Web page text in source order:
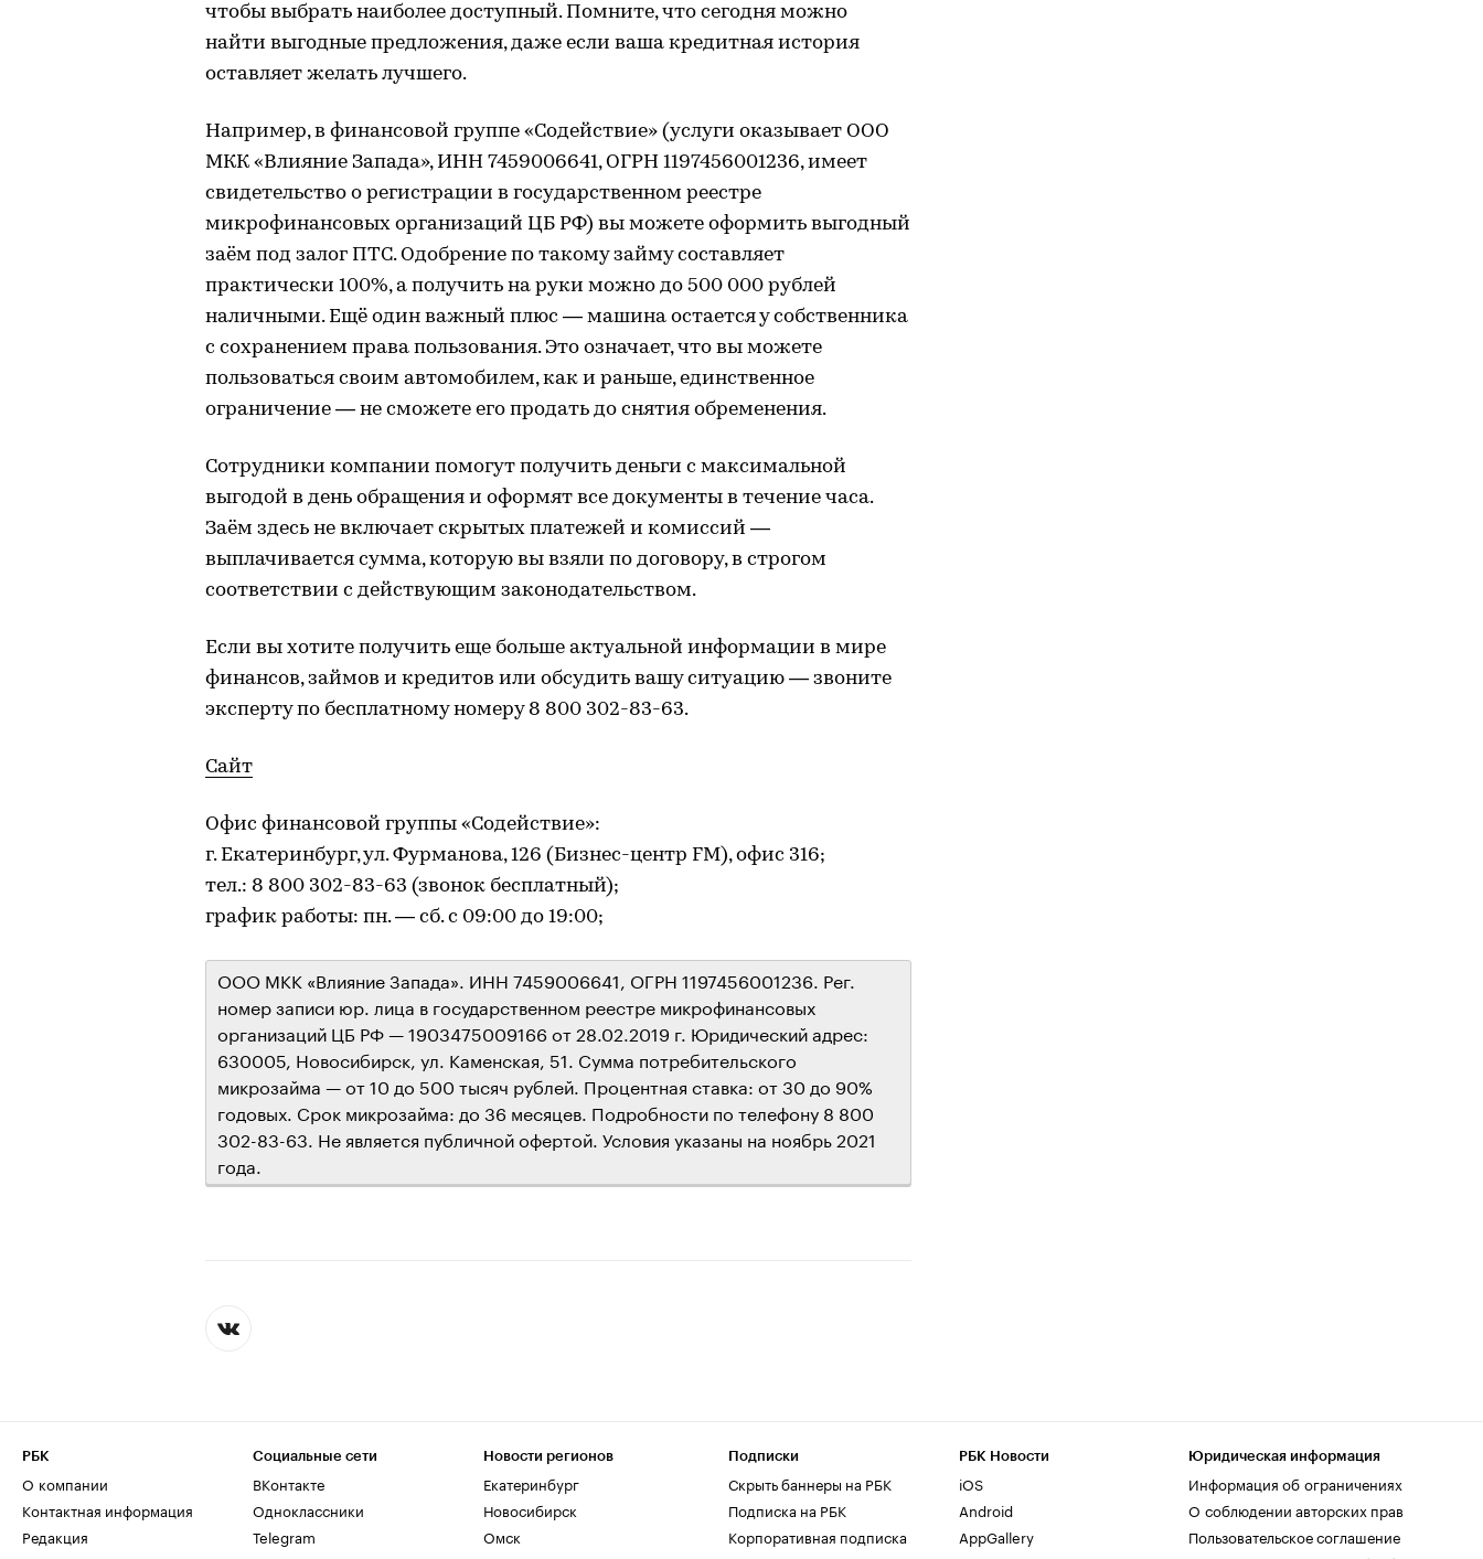
чтобы выбрать наиболее доступный. Помните, что сегодня можно
найти выгодные предложения, даже если ваша кредитная история
оставляет желать лучшего.
Например, в финансовой группе «Содействие» (услуги оказывает ООО
МКК «Влияние Запада», ИНН 7459006641, ОГРН 1197456001236, имеет
свидетельство о регистрации в государственном реестре
микрофинансовых организаций ЦБ РФ) вы можете оформить выгодный
заём под залог ПТС. Одобрение по такому займу составляет
практически 100%, а получить на руки можно до 500 000 рублей
наличными. Ещё один важный плюс — машина остается у собственника
с сохранением права пользования. Это означает, что вы можете
пользоваться своим автомобилем, как и раньше, единственное
ограничение — не сможете его продать до снятия обременения.
Сотрудники компании помогут получить деньги с максимальной
выгодой в день обращения и оформят все документы в течение часа.
Заём здесь не включает скрытых платежей и комиссий —
выплачивается сумма, которую вы взяли по договору, в строгом
соответствии с действующим законодательством.
Если вы хотите получить еще больше актуальной информации в мире
финансов, займов и кредитов или обсудить вашу ситуацию — звоните
эксперту по бесплатному номеру 8 800 302-83-63.
Сайт
Офис финансовой группы «Содействие»:
г. Екатеринбург, ул. Фурманова, 126 (Бизнес-центр FM), офис 316;
тел.: 8 800 302-83-63 (звонок бесплатный);
график работы: пн. — cб. с 09:00 до 19:00;
ООО МКК «Влияние Запада». ИНН 7459006641, ОГРН 1197456001236. Рег.
номер записи юр. лица в государственном реестре микрофинансовых
организаций ЦБ РФ — 1903475009166 от 28.02.2019 г. Юридический адрес:
630005, Новосибирск, ул. Каменская, 51. Сумма потребительского
микрозайма — от 10 до 500 тысяч рублей. Процентная ставка: от 30 до 90%
годовых. Срок микрозайма: до 36 месяцев. Подробности по телефону 8 800
302-83-63. Не является публичной офертой. Условия указаны на ноябрь 2021
года.
РБК
О компании
Контактная информация
Редакция
Социальные сети
ВКонтакте
Одноклассники
Telegram
Новости регионов
Екатеринбург
Новосибирск
Омск
Подписки
Скрыть баннеры на РБК
Подписка на РБК
Корпоративная подписка
РБК Новости
iOS
Android
AppGallery
Юридическая информация
Информация об ограничениях
О соблюдении авторских прав
Пользовательское соглашение